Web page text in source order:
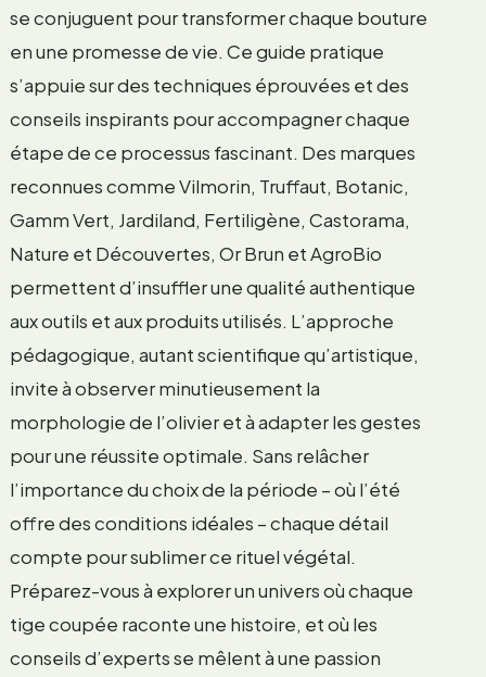
se conjuguent pour transformer chaque bouture
en une promesse de vie. Ce guide pratique
s’appuie sur des techniques éprouvées et des
conseils inspirants pour accompagner chaque
étape de ce processus fascinant. Des marques
reconnues comme Vilmorin, Truffaut, Botanic,
Gamm Vert, Jardiland, Fertiligène, Castorama,
Nature et Découvertes, Or Brun et AgroBio
permettent d’insuffler une qualité authentique
aux outils et aux produits utilisés. L’approche
pédagogique, autant scientifique qu’artistique,
invite à observer minutieusement la
morphologie de l’olivier et à adapter les gestes
pour une réussite optimale. Sans relâcher
l’importance du choix de la période – où l’été
offre des conditions idéales – chaque détail
compte pour sublimer ce rituel végétal.
Préparez-vous à explorer un univers où chaque
tige coupée raconte une histoire, et où les
conseils d’experts se mêlent à une passion